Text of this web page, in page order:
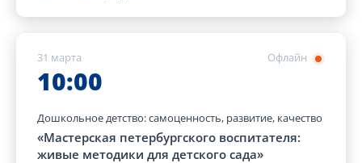
Офлайн
31 марта
10:00
Дошкольное детство: самоценность, развитие, качество
«Мастерская петербургского воспитателя:
живые методики для детского сада»